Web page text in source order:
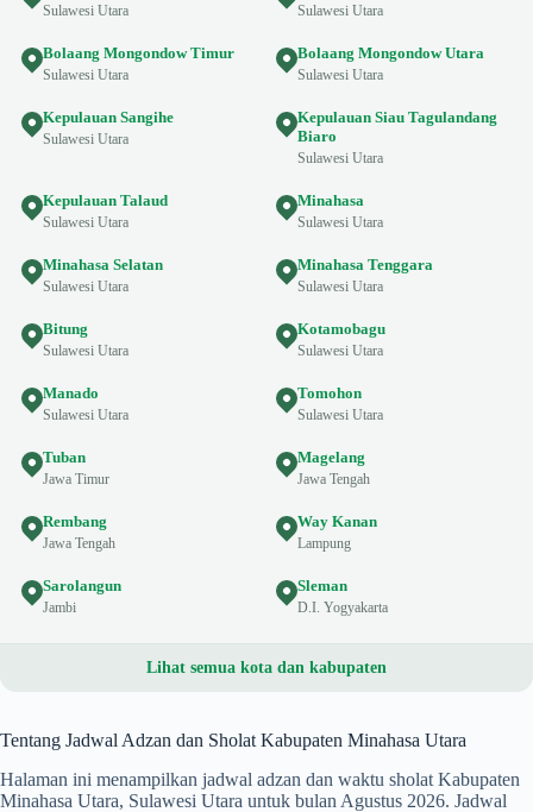
Sulawesi Utara Sulawesi Utara
Bolaang Mongondow Timur
Sulawesi Utara
Bolaang Mongondow Utara
Sulawesi Utara
Kepulauan Sangihe
Sulawesi Utara
Kepulauan Siau Tagulandang
Biaro
Sulawesi Utara
Kepulauan Talaud
Sulawesi Utara
Minahasa
Sulawesi Utara
Minahasa Selatan
Sulawesi Utara
Minahasa Tenggara
Sulawesi Utara
Bitung
Sulawesi Utara
Kotamobagu
Sulawesi Utara
Manado
Sulawesi Utara
Tomohon
Sulawesi Utara
Tuban
Jawa Timur
Magelang
Jawa Tengah
Rembang
Jawa Tengah
Way Kanan
Lampung
Sarolangun
Jambi
Sleman
D.I. Yogyakarta
Lihat semua kota dan kabupaten
Tentang Jadwal Adzan dan Sholat Kabupaten Minahasa Utara
Halaman ini menampilkan jadwal adzan dan waktu sholat Kabupaten
Minahasa Utara, Sulawesi Utara untuk bulan Agustus 2026. Jadwal